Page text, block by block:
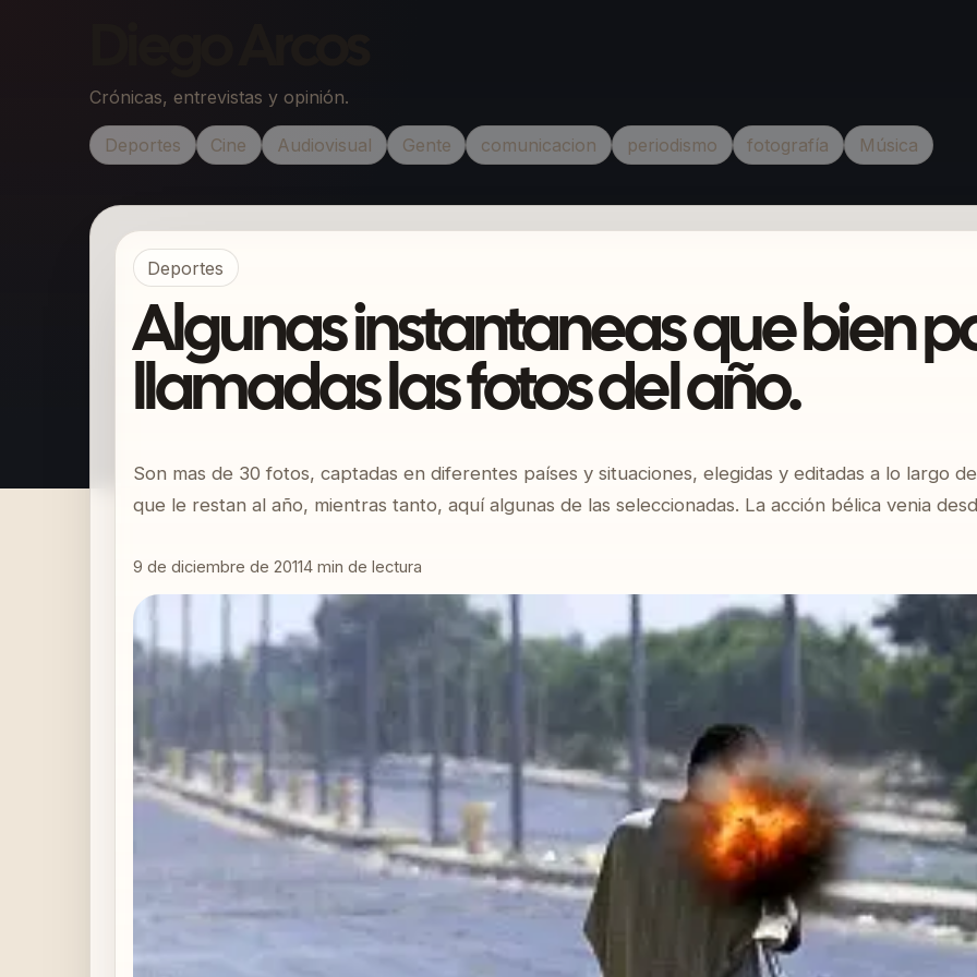
Crónicas, entrevistas y opinión.
Deportes Cine Audiovisual Gente comunicacion periodismo fotografía Música
Deportes
Algunas instantaneas que bien
llamadas las fotos del año.
Son mas de 30 fotos, captadas en diferentes países y situaciones, elegidas y editadas a lo largo
que le restan al año, mientras tanto, aquí algunas de las seleccionadas. La acción bélica venia desd
9 de diciembre de 20114min de lectura